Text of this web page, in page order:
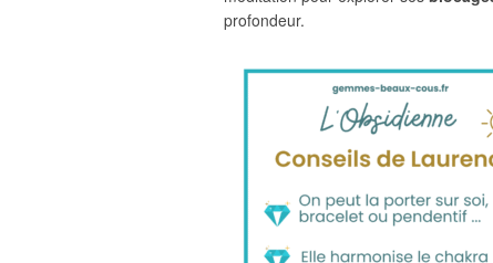
profondeur.